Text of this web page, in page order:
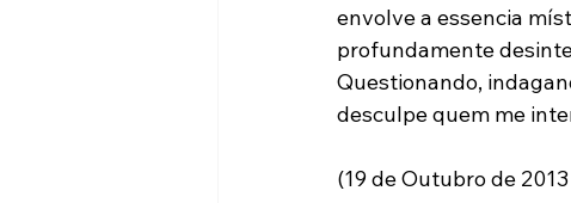
envolve a essencia
profundamente
Questionando,
desculpe quem me
(19 de Outubro de 2013